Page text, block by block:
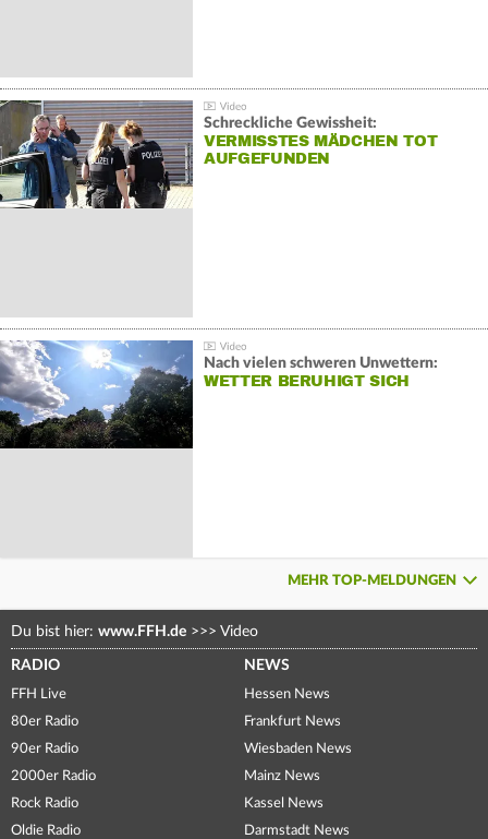
Schreckliche Gewissheit:
VERMISSTES MÄDCHEN TOT
AUFGEFUNDEN
Nach vielen schweren Unwettern:
WETTER BERUHIGT SICH
MEHR TOP-MELDUNGEN
Du bist hier: www.FFH.de >>> Video
RADIO
FFH Live
80er Radio
90er Radio
2000er Radio
Rock Radio
Oldie Radio
NEWS
Hessen News
Frankfurt News
Wiesbaden News
Mainz News
Kassel News
Darmstadt News